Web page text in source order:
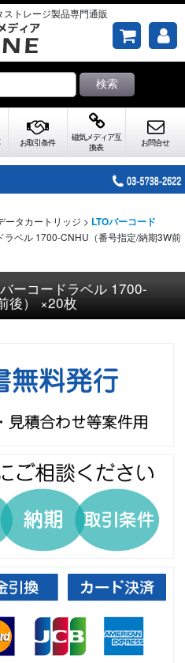
ストレージ製品専門通販
検索
お取引条件
磁気メディア互
換表
お問合せ
ータカートリッジ > LTOバーコード
ラベル 1700-CNHU（番号指定/納期3W前
ーコードラベル 1700-
後） ×20枚